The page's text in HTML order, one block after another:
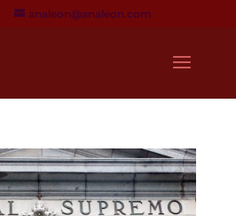
analeon@analeon.com